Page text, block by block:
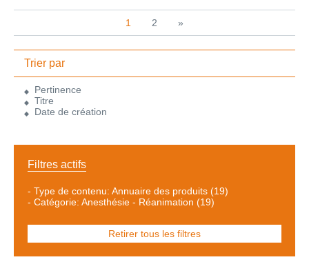
1 2 »
Trier par
Pertinence
Titre
Date de création
Filtres actifs
- Type de contenu: Annuaire des produits (19)
- Catégorie: Anesthésie - Réanimation (19)
Retirer tous les filtres